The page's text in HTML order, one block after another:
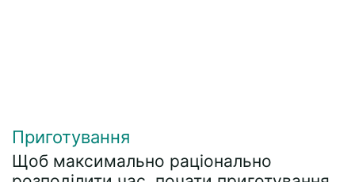
Приготування
Щоб максимально раціонально